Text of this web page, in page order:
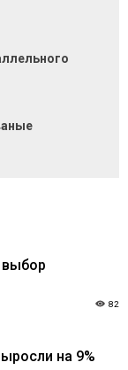
выбор
82
на 9%